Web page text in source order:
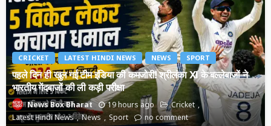
CRICKET LATEST HINDI NEWS NEWS SPORT
पहले दिन ही खुल गई टीम इंडिया की कमजोरी! श्रीलंका XI के बल्लेबाजों ने
भारतीय गेंदबाजों की ली कड़ी परीक्षा
News Box Bharat 19 hours ago
Cricket
Latest Hindi News
News Sport no comment